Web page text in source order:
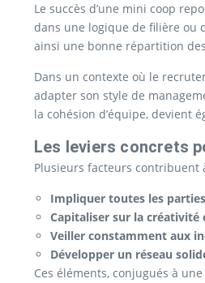
Le succès d’une mini coop
dans une logique de filière ou
ainsi une bonne répartition
Dans un contexte où le
adapter son style de
la cohésion d’équipe, devient
Les leviers concrets
Plusieurs facteurs contribuent
Impliquer toutes les
Capitaliser sur la créativité
Veiller constamment aux
Développer un réseau
Ces éléments, conjugués à